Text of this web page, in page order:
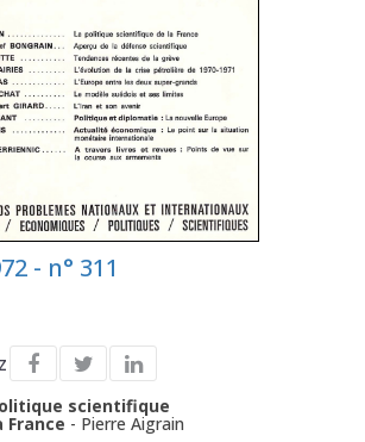
- n° 311
scientifique
France - Pierre Aigrain